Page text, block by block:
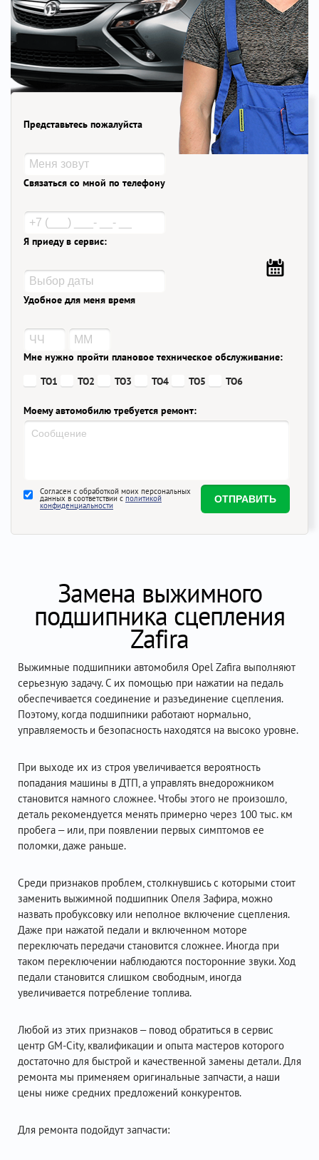
Представьтесь пожалуйста
Связаться со мной по телефону
Я приеду в сервис:
Удобное для меня время
Мне нужно пройти плановое техническое обслуживание:
ТО1
ТО2 ТО3 ТО4 ТО5 ТО6
Моему автомобилю требуется ремонт:
Согласен с обработкой моих персональных
данных в соответствии с политикой
конфиденциальности
Замена выжимного
подшипника сцепления
Zafira
Выжимные подшипники автомобиля Opel Zafira выполняют
серьезную задачу. С их помощью при нажатии на педаль
обеспечивается соединение и разъединение сцепления.
Поэтому, когда подшипники работают нормально,
управляемость и безопасность находятся на высоко уровне.
При выходе их из строя увеличивается вероятность
попадания машины в ДТП, а управлять внедорожником
становится намного сложнее. Чтобы этого не произошло,
деталь рекомендуется менять примерно через 100 тыс. км
пробега – или, при появлении первых симптомов ее
поломки, даже раньше.
Среди признаков проблем, столкнувшись с которыми стоит
заменить выжимной подшипник Опеля Зафира, можно
назвать пробуксовку или неполное включение сцепления.
Даже при нажатой педали и включенном моторе
переключать передачи становится сложнее. Иногда при
таком переключении наблюдаются посторонние звуки. Ход
педали становится слишком свободным, иногда
увеличивается потребление топлива.
Любой из этих признаков – повод обратиться в сервис
центр GM-City, квалификации и опыта мастеров которого
достаточно для быстрой и качественной замены детали. Для
ремонта мы применяем оригинальные запчасти, а наши
цены ниже средних предложений конкурентов.
Для ремонта подойдут запчасти: